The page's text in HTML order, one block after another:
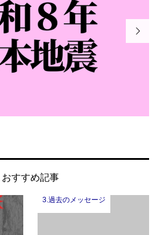

おすすめ記事
3.過去のメッセージ